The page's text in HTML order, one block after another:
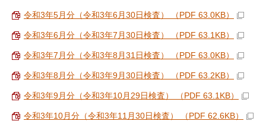
令和3年5月分（令和3年6月30日検査） （PDF 63.0KB）
令和3年6月分（令和3年7月30日検査） （PDF 63.1KB）
令和3年7月分（令和3年8月31日検査） （PDF 63.0KB）
令和3年8月分（令和3年9月30日検査） （PDF 63.2KB）
令和3年9月分（令和3年10月29日検査） （PDF 63.1KB）
令和3年10月分（令和3年11月30日検査） （PDF 62.6KB）